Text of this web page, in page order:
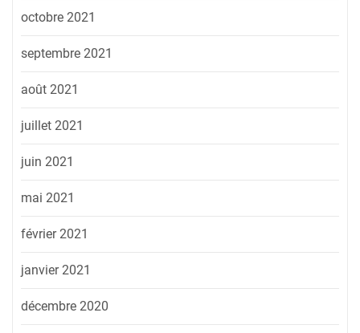
octobre 2021
septembre 2021
août 2021
juillet 2021
juin 2021
mai 2021
février 2021
janvier 2021
décembre 2020